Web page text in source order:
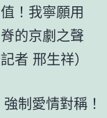
！我寧願用
的京劇之聲
者 邢生祥）
制愛情對稱！